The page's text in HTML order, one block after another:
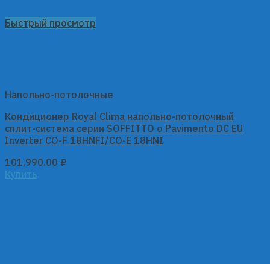
Быстрый просмотр
Напольно-потолочные
Кондиционер Royal Clima напольно-потолочный
сплит-система серии SOFFITTO o Pavimento DC EU
Inverter CO-F 18HNFI/CO-E 18HNI
101,990.00 ₽
Купить